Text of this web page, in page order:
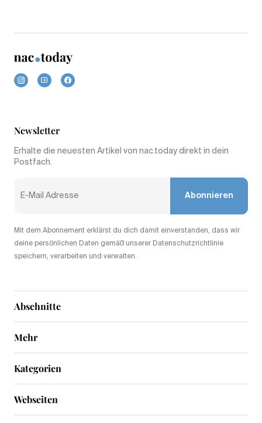
Abschnitte
Mehr
Newsletter
Erhalte die neuesten Artikel von nac.today direkt in dein
Postfach.
Abonnieren
Mit dem Abonnement erklärst du dich damit einverstanden, dass wir
deine persönlichen Daten gemäß unserer Datenschutzrichtlinie
speichern, verarbeiten und verwalten.
Kategorien
Webseiten